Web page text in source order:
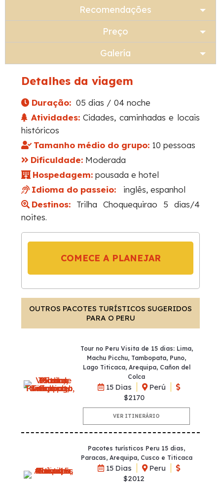
Recomendações
Preço
Galería
Detalhes da viagem
Duração: 05 dias / 04 noche
Atividades:Cidades, caminhadas e locais
históricos
Tamanho médio do grupo: 10 pessoas
Dificuldade: Moderada
Hospedagem: pousada e hotel
Idioma do passeio:
inglês, espanhol
Destinos: Trilha
Choquequirao 5 dias/4
noites.
COMECE A PLANEJAR
OUTROS PACOTES TURÍSTICOS SUGERIDOS
PARA O PERU
Tour no Peru Visita de 15 dias: Lima,
Machu Picchu, Tambopata, Puno,
Lago Titicaca, Arequipa, Cañon del
Colca
15 Dias
Perú
$2170
VER ITINERÁRIO
Pacotes turísticos Peru 15 dias,
Paracas, Arequipa, Cusco e Titicaca
15 Dias
Peru
$2012